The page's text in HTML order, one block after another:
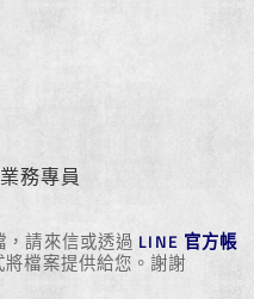
務專員
請來信或透過 LINE 官方帳
檔案提供給您。謝謝